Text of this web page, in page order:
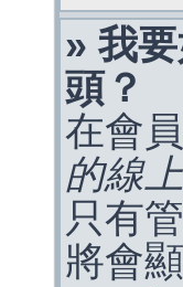
» 我
頭？
在會
的線
只有
將會